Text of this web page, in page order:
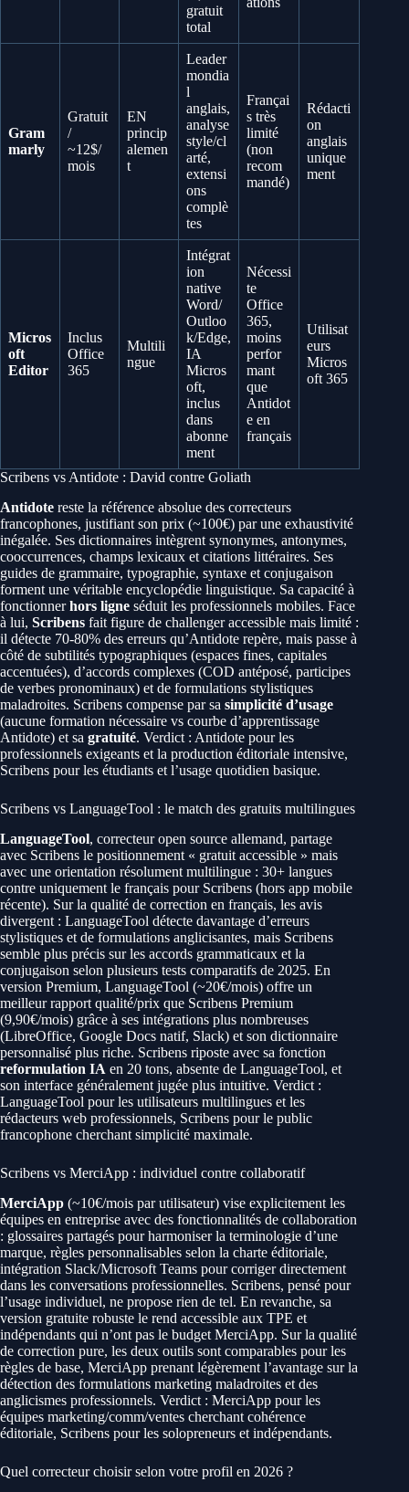
gratuit
total
Gram
marly
Gratuit
/
~12$/
mois
EN
princip
alemen
t
Leader
mondia
l
anglais,
analyse
style/cl
arté,
extensi
ons
complè
tes
Françai
s très
limité
(non
recom
mandé)
Rédacti
on
anglais
unique
ment
Micros
oft
Editor
Inclus
Office
365
Multili
ngue
Intégrat
ion
native
Word/
Outloo
k/Edge,
IA
Micros
oft,
inclus
dans
abonne
ment
Nécessi
te
Office
365,
moins
perfor
mant
que
Antidot
e en
français
Utilisat
eurs
Micros
oft 365
Scribens vs Antidote : David contre Goliath
Antidote reste la référence absolue des correcteurs
francophones, justifiant son prix (~100€) par une exhaustivité
inégalée. Ses dictionnaires intègrent synonymes, antonymes,
cooccurrences, champs lexicaux et citations littéraires. Ses
guides de grammaire, typographie, syntaxe et conjugaison
forment une véritable encyclopédie linguistique. Sa capacité à
fonctionnerhors ligne séduit les professionnels mobiles. Face
à lui, Scribens fait figure de challenger accessible mais limité :
il détecte 70-80% des erreurs qu’Antidote repère, mais passe à
côté de subtilités typographiques (espaces fines, capitales
accentuées), d’accords complexes (COD antéposé, participes
de verbes pronominaux) et de formulations stylistiques
maladroites. Scribens compense par sa simplicité d’usage
(aucune formation nécessaire vs courbe d’apprentissage
Antidote) et sa gratuité. Verdict : Antidote pour les
professionnels exigeants et la production éditoriale intensive,
Scribens pour les étudiants et l’usage quotidien basique.
Scribens vs LanguageTool : le match des gratuits multilingues
LanguageTool, correcteur open source allemand, partage
avec Scribens le positionnement « gratuit accessible » mais
avec une orientation résolument multilingue : 30+ langues
contre uniquement le français pour Scribens (hors app mobile
récente). Sur la qualité de correction en français, les avis
divergent : LanguageTool détecte davantage d’erreurs
stylistiques et de formulations anglicisantes, mais Scribens
semble plus précis sur les accords grammaticaux et la
conjugaison selon plusieurs tests comparatifs de 2025. En
version Premium, LanguageTool (~20€/mois) offre un
meilleur rapport qualité/prix que Scribens Premium
(9,90€/mois) grâce à ses intégrations plus nombreuses
(LibreOffice, Google Docs natif, Slack) et son dictionnaire
personnalisé plus riche. Scribens riposte avec sa fonction
reformulation IA en 20 tons, absente de LanguageTool, et
son interface généralement jugée plus intuitive. Verdict :
LanguageTool pour les utilisateurs multilingues et les
rédacteurs web professionnels, Scribens pour le public
francophone cherchant simplicité maximale.
Scribens vs MerciApp : individuel contre collaboratif
MerciApp (~10€/mois par utilisateur) vise explicitement les
équipes en entreprise avec des fonctionnalités de collaboration
: glossaires partagés pour harmoniser la terminologie d’une
marque, règles personnalisables selon la charte éditoriale,
intégration Slack/Microsoft Teams pour corriger directement
dans les conversations professionnelles. Scribens, pensé pour
l’usage individuel, ne propose rien de tel. En revanche, sa
version gratuite robuste le rend accessible aux TPE et
indépendants qui n’ont pas le budget MerciApp. Sur la qualité
de correction pure, les deux outils sont comparables pour les
règles de base, MerciApp prenant légèrement l’avantage sur la
détection des formulations marketing maladroites et des
anglicismes professionnels. Verdict : MerciApp pour les
équipes marketing/comm/ventes cherchant cohérence
éditoriale, Scribens pour les solopreneurs et indépendants.
Quel correcteur choisir selon votre profil en 2026 ?